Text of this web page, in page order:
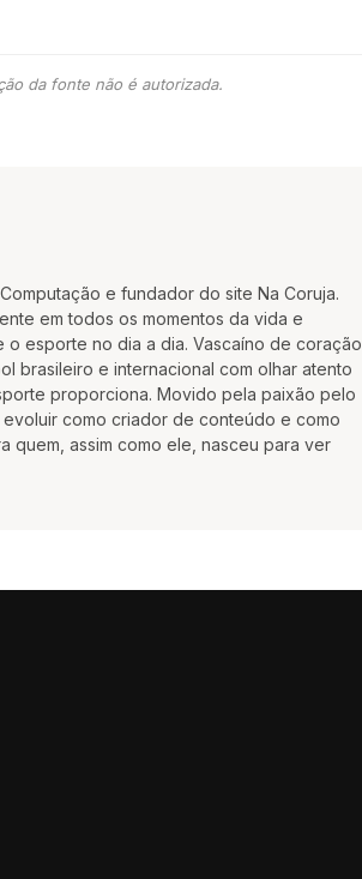
da fonte não é autorizada.
e fundador do site Na Coruja.
em todos os momentos da vida e
esporte no dia a dia. Vascaíno de coração
brasileiro e internacional com olhar atento
proporciona. Movido pela paixão pelo
como criador de conteúdo e como
quem, assim como ele, nasceu para ver